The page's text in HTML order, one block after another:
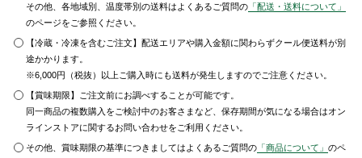
その他、各地域別、温度帯別の送料はよくあるご質問の 「配送・送料について」
のページをご参照ください。
【冷蔵・冷凍を含むご注文】配送エリアや購入金額に関わらずクール便送料が別
途かかります。
※6,000円（税抜）以上ご購入時にも送料が発生しますのでご注意ください。
【賞味期限】ご注文前にお調べすることが可能です。
同一商品の複数購入をご検討中のお客さまなど、保存期間が気になる場合はオン
ラインストアに関するお問い合わせをご利用ください。
その他、賞味期限の基準につきましてはよくあるご質問の 「商品について」のペ